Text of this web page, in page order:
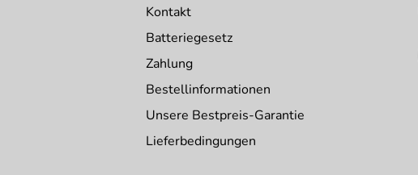
Kontakt
Batteriegesetz
Zahlung
Bestellinformationen
Unsere Bestpreis-Garantie
Lieferbedingungen